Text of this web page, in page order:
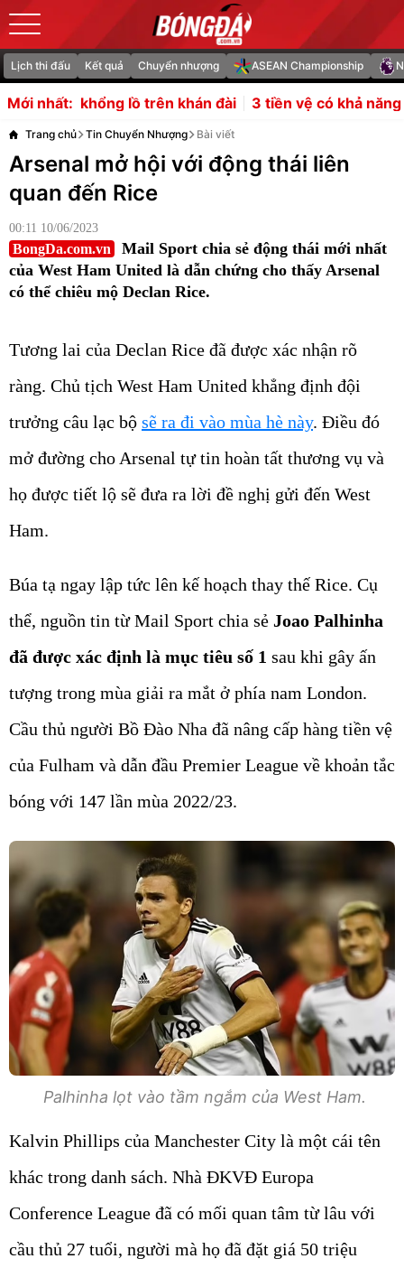
Lịch thi đấu Kết quả Chuyển nhượng ASEAN Championship
Mới nhất:
trên khán đài 3 tiền vệ có khả năng gia nhập Man Utd
Trang chủ Tin Chuyển Nhượng Bài viết
Arsenal mở hội với động thái liên
quan đến Rice
00:11 10/06/2023
BongDa.com.vn
Mail Sport chia sẻ động thái mới nhất
của West Ham United là dẫn chứng cho thấy Arsenal
có thể chiêu mộ Declan Rice.
Tương lai của Declan Rice đã được xác nhận rõ
ràng. Chủ tịch West Ham United khẳng định đội
trưởng câu lạc bộ sẽ ra đi vào mùa hè này. Điều đó
mở đường cho Arsenal tự tin hoàn tất thương vụ và
họ được tiết lộ sẽ đưa ra lời đề nghị gửi đến West
Ham.
Búa tạ ngay lập tức lên kế hoạch thay thế Rice. Cụ
thể, nguồn tin từ Mail Sport chia sẻ Joao Palhinha
đã được xác định là mục tiêu số 1 sau khi gây ấn
tượng trong mùa giải ra mắt ở phía nam London.
Cầu thủ người Bồ Đào Nha đã nâng cấp hàng tiền vệ
của Fulham và dẫn đầu Premier League về khoản tắc
bóng với 147 lần mùa 2022/23.
Palhinha lọt vào tầm ngắm của West Ham.
Kalvin Phillips của Manchester City là một cái tên
khác trong danh sách. Nhà ĐKVĐ Europa
Conference League đã có mối quan tâm từ lâu với
cầu thủ 27 tuổi, người mà họ đã đặt giá 50 triệu